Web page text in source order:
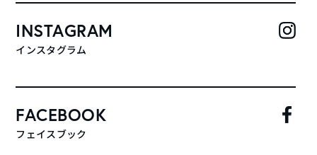
INSTAGRAM
インスタグラム
FACEBOOK
フェイスブック